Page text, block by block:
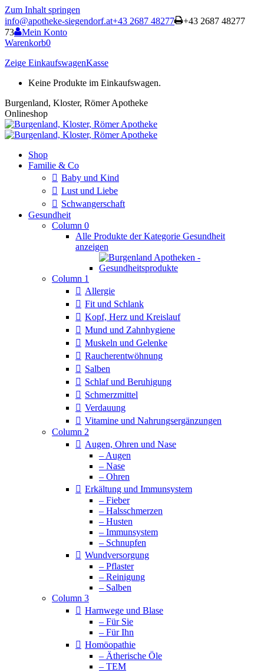
Zum Inhalt springen
info@apotheke-siegendorf.at+43 2687 48277
+43 2687 48277
73
Mein Konto
Warenkorb0
Zeige EinkaufswagenKasse
Keine Produkte im Einkaufswagen.
Burgenland, Kloster, Römer Apotheke
Onlineshop
Shop
Familie & Co
Baby und Kind
Lust und Liebe
Schwangerschaft
Gesundheit
Column 0
Alle Produkte der Kategorie Gesundheit
anzeigen
Column 1
Allergie
Fit und Schlank
Kopf, Herz und Kreislauf
Mund und Zahnhygiene
Muskeln und Gelenke
Raucherentwöhnung
Salben
Schlaf und Beruhigung
Schmerzmittel
Verdauung
Vitamine und Nahrungsergänzungen
Column 2
Augen, Ohren und Nase
– Augen
– Nase
– Ohren
Erkältung und Immunsystem
– Fieber
– Halsschmerzen
– Husten
– Immunsystem
– Schnupfen
Wundversorgung
– Pflaster
– Reinigung
– Salben
Column 3
Harnwege und Blase
– Für Sie
– Für Ihn
Homöopathie
– Ätherische Öle
– TEM